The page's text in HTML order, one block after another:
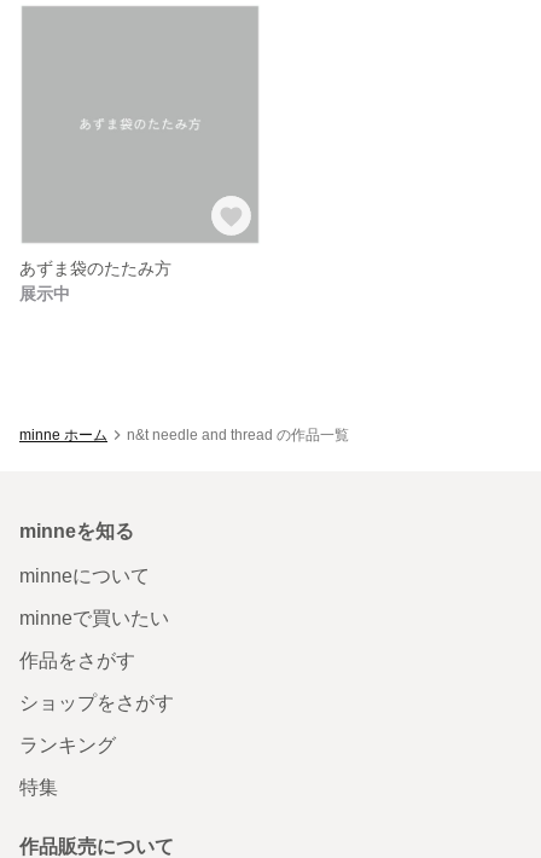
あずま袋のたたみ方
展示中
minne ホーム n&t needle and thread の作品一覧
minneを知る
minneについて
minneで買いたい
作品をさがす
ショップをさがす
ランキング
特集
作品販売について